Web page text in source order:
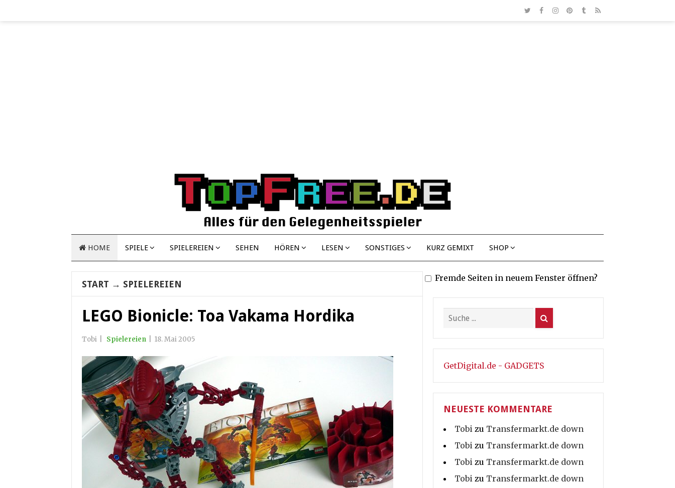
HOME SPIELE SPIELEREIEN SEHEN HÖREN LESEN SONSTIGES KURZ GEMIXT SHOP
START → SPIELEREIEN
LEGO Bionicle: Toa Vakama Hordika
Tobi Spielereien 18. Mai 2005
Fremde Seiten in neuem Fenster öffnen?
GetDigital.de - GADGETS
NEUESTE KOMMENTARE
Tobi zu Transfermarkt.de down
Tobi zu Transfermarkt.de down
Tobi zu Transfermarkt.de down
Tobi zu Transfermarkt.de down